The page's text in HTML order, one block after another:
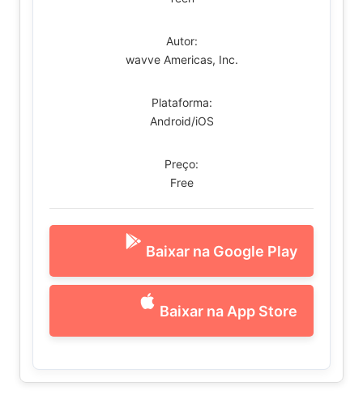
Autor:
wavve Americas, Inc.
Plataforma:
Android/iOS
Preço:
Free
Baixar na Google Play
Baixar na App Store